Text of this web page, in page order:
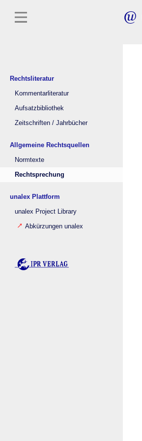
Rechtsliteratur
Kommentarliteratur
Aufsatzbibliothek
Zeitschriften / Jahrbücher
Allgemeine Rechtsquellen
Normtexte
Rechtsprechung
unalex Plattform
unalex Project Library
Abkürzungen unalex